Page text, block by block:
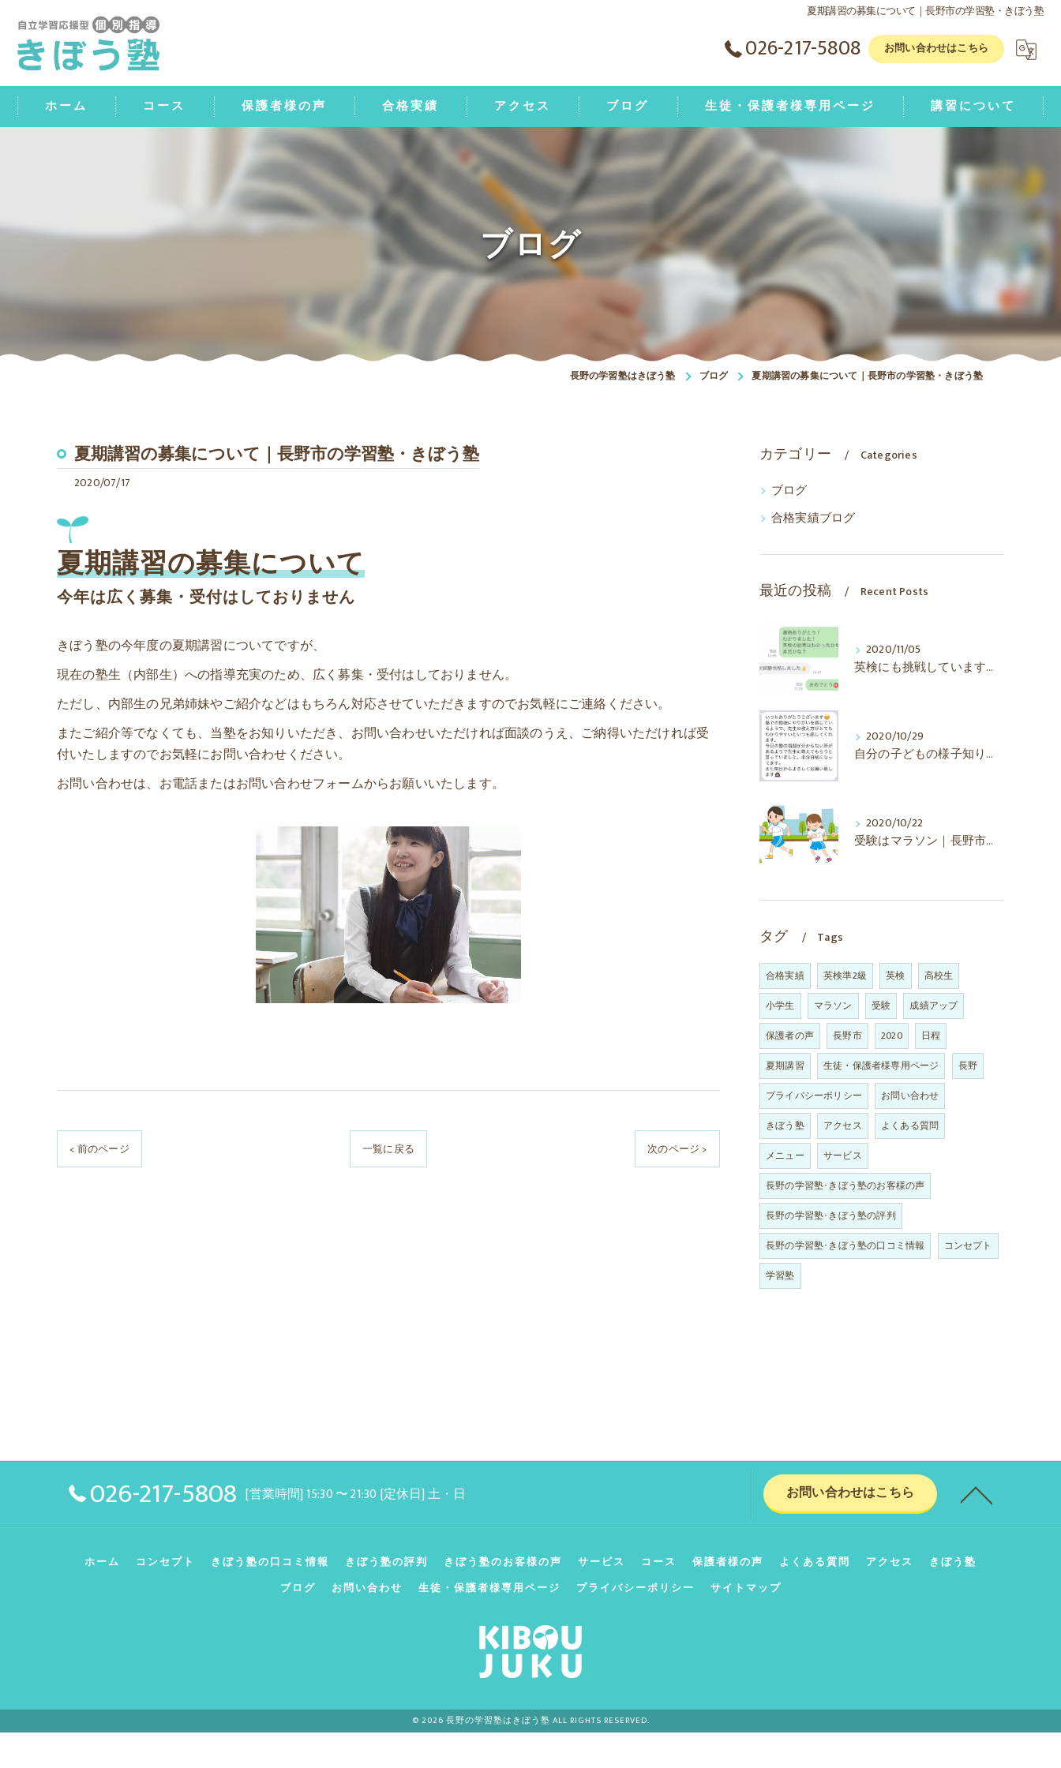
夏期講習の募集について｜長野市の学習塾・きぼう塾
026-217-5808 お問い合わせはこちら
ホーム コース 保護者様の声 合格実績 アクセス ブログ 生徒・保護者様専用ページ
中学1年生動画ページ
中学2年生動画ページ
中学3年生動画ページ
講習について
ブログ
長野の学習塾はきぼう塾 ブログ 夏期講習の募集について｜長野市の学習塾・きぼう塾
夏期講習の募集について｜長野市の学習塾・きぼう塾
2020/07/17
今年は広く募集・受付はしておりません
夏期講習の募集について
きぼう塾の今年度の夏期講習についてですが、
現在の塾生（内部生）への指導充実のため、広く募集・受付はしておりません。
ただし、内部生の兄弟姉妹やご紹介などはもちろん対応させていただきますのでお気軽にご連絡ください。
またご紹介等でなくても、当塾をお知りいただき、お問い合わせいただければ面談のうえ、ご納得いただければ受
付いたしますのでお気軽にお問い合わせください。
お問い合わせは、お電話またはお問い合わせフォームからお願いいたします。
< 前のページ 一覧に戻る 次のページ >
カテゴリー Categories
ブログ
合格実績ブログ
最近の投稿 Recent Posts
2020/11/05
英検にも挑戦しています！｜長野市の学習塾・きぼう塾
2020/10/29
自分の子どもの様子知りたいですよね！｜長野市の学習塾・きぼう塾
2020/10/22
受験はマラソン｜長野市の学習塾・きぼう塾
タグ Tags
合格実績 英検準2級 英検
高校生
小学生
マラソン 受験
成績アップ
保護者の声
長野市 2020
日程
夏期講習
生徒・保護者様専用ページ
長野
プライバシーポリシー
お問い合わせ
きぼう塾
アクセス
よくある質問
メニュー
サービス
長野の学習塾･きぼう塾のお客様の声
長野の学習塾･きぼう塾の評判
長野の学習塾･きぼう塾の口コミ情報
コンセプト
学習塾
026-217-5808 [営業時間] 15:30 〜 21:30 [定休日] 土・日 お問い合わせはこちら
ホーム コンセプト きぼう塾の口コミ情報 きぼう塾の評判 きぼう塾のお客様の声 サービス コース 保護者様の声 よくある質問 アクセス
きぼう塾
ブログ
お問い合わせ 生徒・保護者様専用ページ プライバシーポリシー サイトマップ
© 2026 長野の学習塾はきぼう塾 ALL RIGHTS RESERVED.